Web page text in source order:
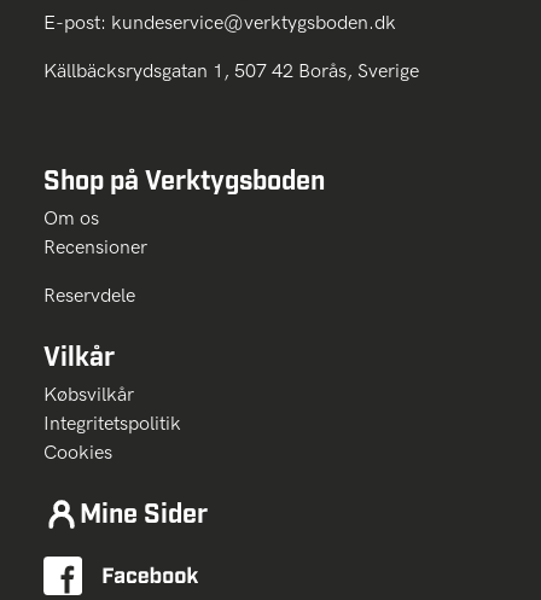
E-post: kundeservice@verktygsboden.dk
Källbäcksrydsgatan 1, 507 42 Borås, Sverige
Shop på Verktygsboden
Om os
Recensioner
Reservdele
Vilkår
Købsvilkår
Integritetspolitik
Cookies
Mine Sider